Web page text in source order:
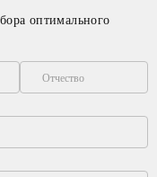
оптимального
Отчество